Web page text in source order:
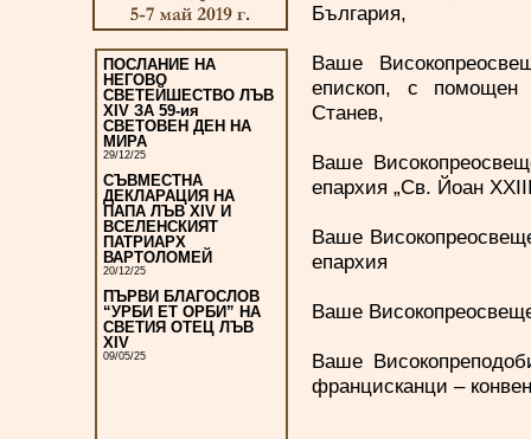
ПОСЛАНИЕ НА
НЕГОВО
СВЕТЕЙШЕСТВО ЛЪВ
XIV ЗА 59-ия
СВЕТОВЕН ДЕН НА
МИРА
29/12/25
СЪВМЕСТНА
ДЕКЛАРАЦИЯ НА
ПАПА ЛЪВ XIV И
ВСЕЛЕНСКИЯТ
ПАТРИАРХ
ВАРТОЛОМЕЙ
20/12/25
ПЪРВИ БЛАГОСЛОВ
“УРБИ ЕТ ОРБИ” НА
СВЕТИЯ ОТЕЦ ЛЪВ
XIV
09/05/25
България,
Ваше
епископ, с помощен
Станев,
Ваше
епархия „Св. Йоан
Ваше
епархия
Ваше
Ваше
францисканци –